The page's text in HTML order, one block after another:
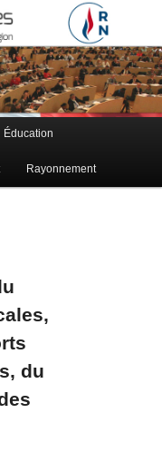
Alpes
– Rhône-Alpes
Éducation
Rayonnement
du